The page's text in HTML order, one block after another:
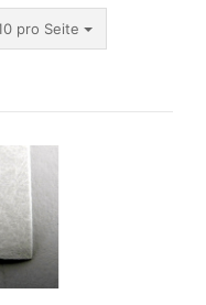
pro Seite
Seite